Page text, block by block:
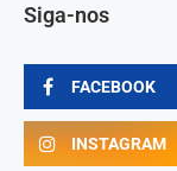
Siga-nos
FACEBOOK
INSTAGRAM